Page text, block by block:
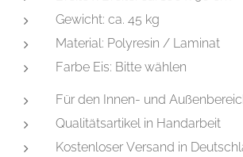
Gewicht: ca. 45 kg
Material: Polyresin / Laminat
Farbe Eis: Bitte wählen
Für den Innen- und
Qualitätsartikel in Handarbeit
Kostenloser Versand in